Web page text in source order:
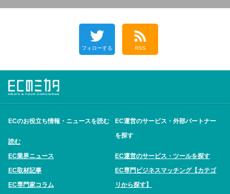
フォローする RSS
ECのお役立ち情報・ニュースを読む
読む
EC業界ニュース
EC取材記事
EC専門家コラム
EC運営のサービス・外部パートナー
を探す
EC運営のサービス・ツールを探す
EC専門ビジネスマッチング【カテゴ
リから探す】